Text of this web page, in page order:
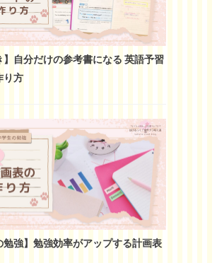
】自分だけの参考書になる 英語予習
り方
勉強】勉強効率がアップする計画表